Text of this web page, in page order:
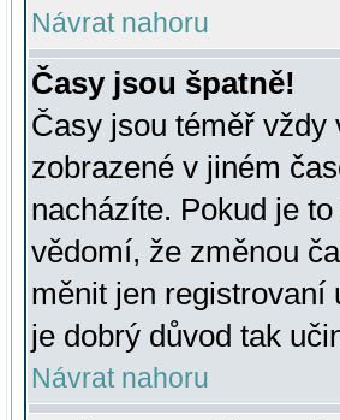
Návrat nahoru
Časy jsou špatně!
Časy jsou téměř vždy
zobrazené v jiném
nacházíte. Pokud je
vědomí, že změnou
měnit jen registrovaní
je dobrý důvod tak
Návrat nahoru